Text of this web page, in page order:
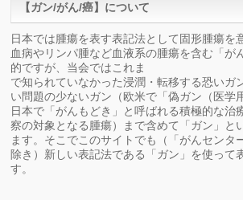
【ガン/がん/癌】について
日本では腫瘍を表す表記法として固形腫瘍を
血病やリンパ腫など血液系の腫瘍を含む「が
的ですが、当会ではこれま
で知られていなかった浸潤・転移する恐いガ
い問題の少ないガン（欧米で「偽ガン（医学
日本で「がんもどき」と呼ばれる積極的な治
察の対象となる腫瘍）まで含めて「ガン」と
ます。そこでこのサイトでも（「がんセンタ
除き）新しい表記法である「ガン」を使って
す。